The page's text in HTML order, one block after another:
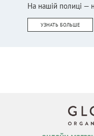
На нашій полиці —
УЗНАТЬ БОЛЬШЕ